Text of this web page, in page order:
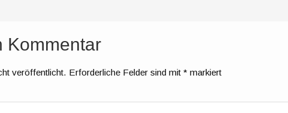
Kommentar
veröffentlicht. Erforderliche Felder sind mit* markiert